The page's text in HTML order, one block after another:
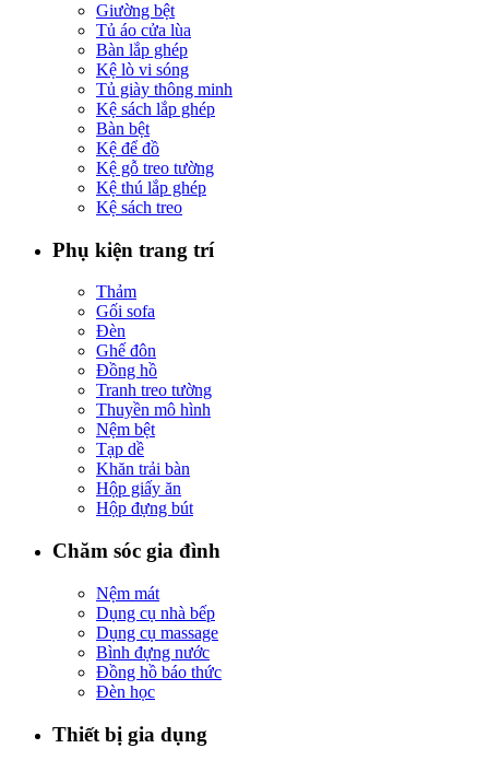
Giường bệt
Tủ áo cửa lùa
Bàn lắp ghép
Kệ lò vi sóng
Tủ giày thông minh
Kệ sách lắp ghép
Bàn bệt
Kệ để đồ
Kệ gỗ treo tường
Kệ thú lắp ghép
Kệ sách treo
Phụ kiện trang trí
Thảm
Gối sofa
Đèn
Ghế đôn
Đồng hồ
Tranh treo tường
Thuyền mô hình
Nệm bệt
Tạp dề
Khăn trải bàn
Hộp giấy ăn
Hộp đựng bút
Chăm sóc gia đình
Nệm mát
Dụng cụ nhà bếp
Dụng cụ massage
Bình đựng nước
Đồng hồ báo thức
Đèn học
Thiết bị gia dụng